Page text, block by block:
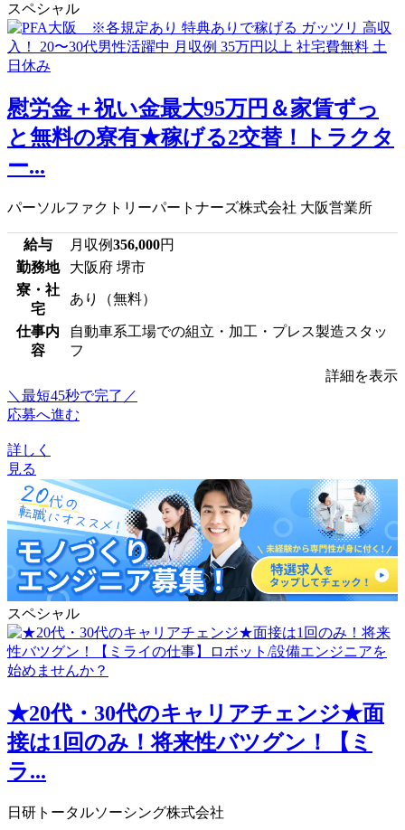
スペシャル
慰労金＋祝い金最大95万円＆家賃ずっ
と無料の寮有★稼げる2交替！トラクタ
ー...
パーソルファクトリーパートナーズ株式会社 大阪営業所
給与 月収例356,000円
勤務地
大阪府 堺市
寮・社
宅
あり（無料）
仕事内
容
自動車系工場での組立・加工・プレス製造スタッ
フ
詳細を表示
＼最短45秒で完了／
応募へ進む
詳しく
見る
スペシャル
★20代・30代のキャリアチェンジ★面
接は1回のみ！将来性バツグン！【ミ
ラ...
日研トータルソーシング株式会社